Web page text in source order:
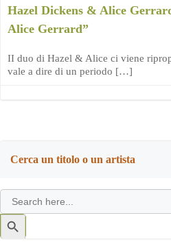
Hazel Dickens & Alice
Alice Gerrard”
II duo di Hazel & Alice ci viene
vale a dire di un periodo […]
Cerca un titolo o un artista
Search
for:
Search
Button